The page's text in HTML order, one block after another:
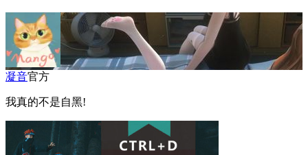
凝音官方
我真的不是自黑!